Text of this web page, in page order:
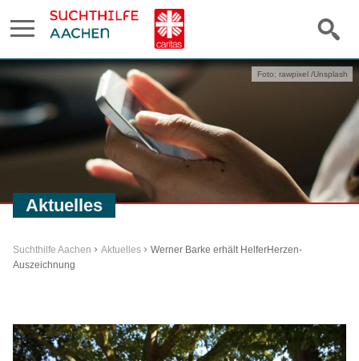
Aktuelles
Foto: rawpixel /Unsplash
Suchthilfe Aachen Aktuelles
Werner Barke erhält HelferHerzen-
Auszeichnung